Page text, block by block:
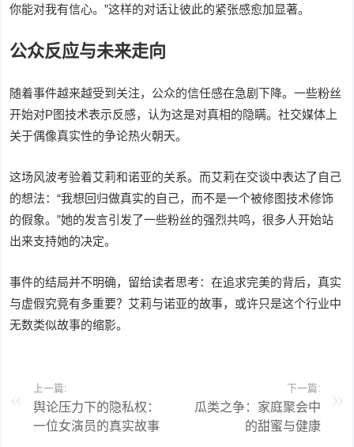
你能对我有信心。”这样的对话让彼此的紧张感愈加显著。
公众反应与未来走向
随着事件越来越受到关注，公众的信任感在急剧下降。一些粉丝
开始对P图技术表示反感，认为这是对真相的隐瞒。社交媒体上
关于偶像真实性的争论热火朝天。
这场风波考验着艾莉和诺亚的关系。而艾莉在交谈中表达了自己
的想法：“我想回归做真实的自己，而不是一个被修图技术修饰
的假象。”她的发言引发了一些粉丝的强烈共鸣，很多人开始站
出来支持她的决定。
事件的结局并不明确，留给读者思考：在追求完美的背后，真实
与虚假究竟有多重要？艾莉与诺亚的故事，或许只是这个行业中
无数类似故事的缩影。
上一篇:
舆论压力下的隐私权：
一位女演员的真实故事
下一篇:
瓜类之争：家庭聚会中
的甜蜜与健康